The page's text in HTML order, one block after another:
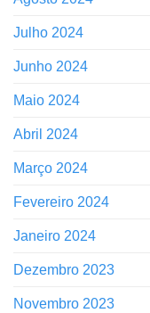
Julho 2024
Junho 2024
Maio 2024
Abril 2024
Março 2024
Fevereiro 2024
Janeiro 2024
Dezembro 2023
Novembro 2023